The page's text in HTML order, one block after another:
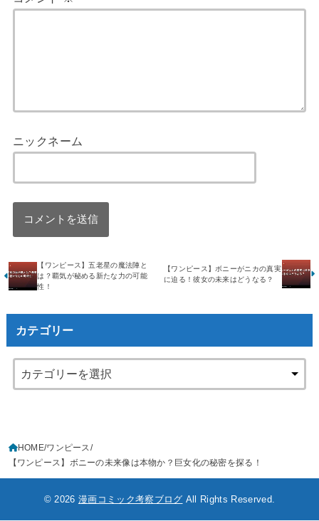
ニックネーム
【ワンピース】五老星の魔法陣と
は？覇気が秘める新たな力の可能
性！
【ワンピース】ボニーがニカの真実
に迫る！彼女の未来はどうなる？
カテゴリー
HOME ワンピース
【ワンピース】ボニーの未来像は本物か？巨女化の秘密を探る！
© 2026 漫画コミック考察ブログ All Rights Reserved.